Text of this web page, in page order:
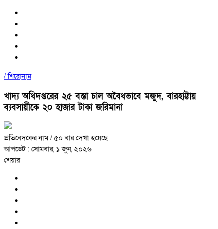
/শিরোনাম
খাদ্য অধিদপ্তরের ২৫ বস্তা চাল অবৈধভাবে মজুদ, বারহাট্টায়
ব্যবসায়ীকে ২০ হাজার টাকা জরিমানা
প্রতিবেদকের নাম/ ৫০ বার দেখা হয়েছে
আপডেট : সোমবার, ১ জুন, ২০২৬
শেয়ার